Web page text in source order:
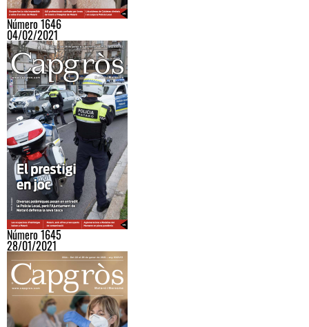
Número 1646
04/02/2021
Número 1645
28/01/2021